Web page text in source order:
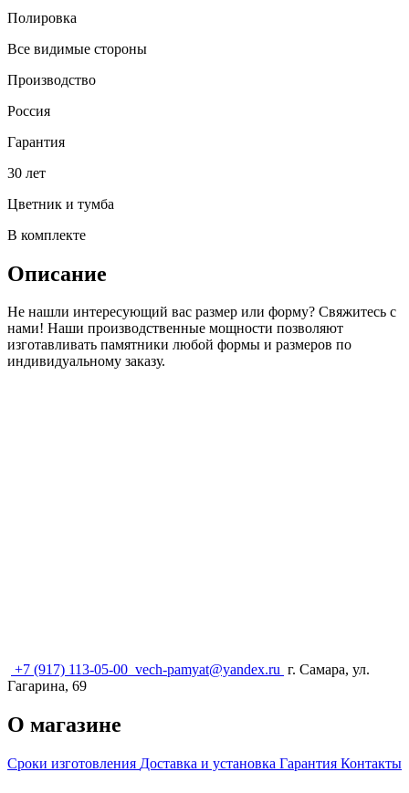
Полировка
Все видимые стороны
Производство
Россия
Гарантия
30 лет
Цветник и тумба
В комплекте
Описание
Не нашли интересующий вас размер или форму? Свяжитесь с
нами! Наши производственные мощности позволяют
изготавливать памятники любой формы и размеров по
индивидуальному заказу.
+7 (917) 113-05-00 vech-pamyat@yandex.ru г. Самара, ул.
Гагарина, 69
О магазине
Сроки изготовления Доставка и установка Гарантия Контакты